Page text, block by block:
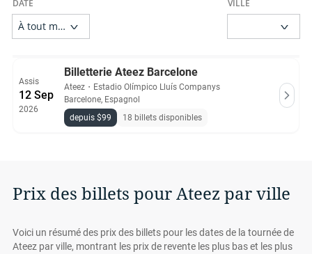
Assis
12 Sep
2026
Billetterie Ateez Barcelone
Ateez ・ Estadio Olímpico Lluís Companys
Barcelone, Espagnol
depuis $99
18 billets disponibles
Prix des billets pour Ateez par ville
Voici un résumé des prix des billets pour les dates de la tournée de
Ateez par ville, montrant les prix de revente les plus bas et les plus